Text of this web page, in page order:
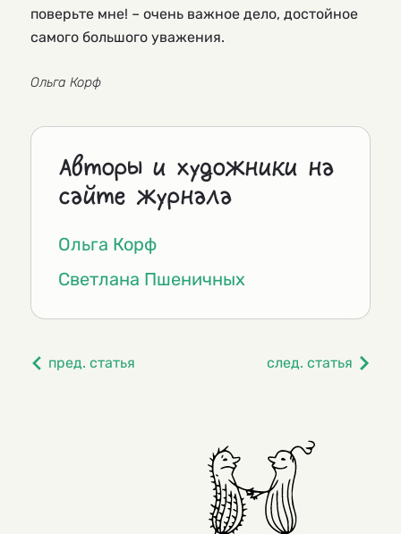
поверьте мне! – очень важное дело, достойное
самого большого уважения.
Ольга Корф
Авторы и художники на
сайте журнала
Ольга Корф
Светлана Пшеничных
пред. статья след. статья